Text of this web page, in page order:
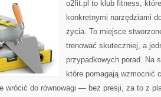
o2fit.pl to klub fitness,
konkretnymi narzędziami
życia. To miejsce
trenować skuteczniej, a
przypadkowych porad. Na
które pomagają wzmocnić
wrócić do równowagi — bez presji, za to z